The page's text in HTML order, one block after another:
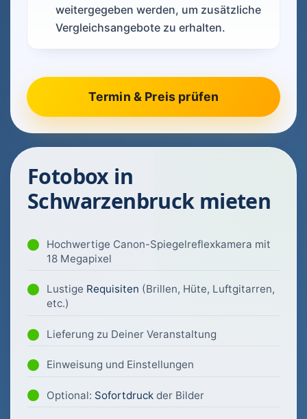
weitergegeben werden, um zusätzliche
Vergleichsangebote zu erhalten.
Fotobox in
Schwarzenbruck mieten
Hochwertige Canon-Spiegelreflexkamera mit
18 Megapixel
Lustige Requisiten (Brillen, Hüte, Luftgitarren,
etc.)
Lieferung zu Deiner Veranstaltung
Einweisung und Einstellungen
Optional: Sofortdruck der Bilder